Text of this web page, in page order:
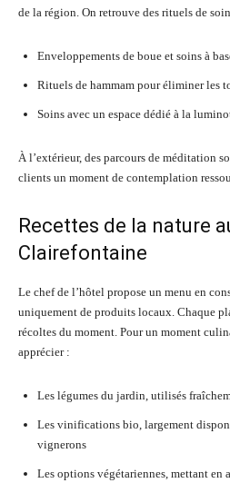
de la région. On retrouve des rituels de
Enveloppements de boue et soins à
Rituels de hammam pour éliminer les
Soins avec un espace dédié à la
À l’extérieur, des parcours de méditation
clients un moment de contemplation
Recettes de la nature
Clairefontaine
Le chef de l’hôtel propose un menu en
uniquement de produits locaux. Chaque
récoltes du moment. Pour un moment
apprécier :
Les légumes du jardin, utilisés
Les vinifications bio, largement
vignerons
Les options végétariennes, mettant en